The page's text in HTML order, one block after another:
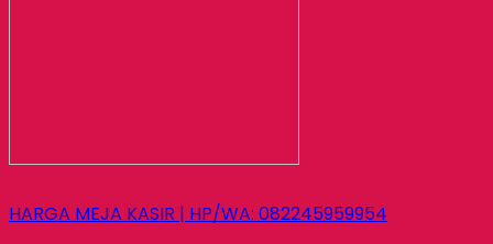
HARGA MEJA KASIR | HP/WA: 082245959954